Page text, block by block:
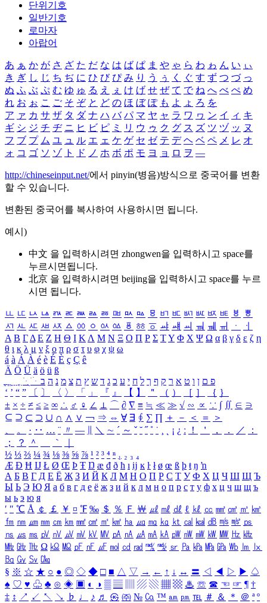
단위기호
일반기호
로마자
아랍어
あ ぁ か が さ ざ た だ な は ば ぱ ま や ゃ ら わ ゎ ん い ぃ
き ぎ し じ ち ぢ に ひ び ぴ み り う ぅ く ぐ す ず つ づ っ
ぬ ふ ぶ ぷ む ゆ ゅ る え ぇ け げ せ ぜ て で ね へ べ ぺ め
れ お ぉ こ ご そ ぞ と ど の ほ ぼ ぽ も よ ょ ろ を
ア ァ カ サ ザ タ ダ ナ ハ バ パ マ ヤ ャ ラ ワ ヮ ン イ ィ キ
ギ シ ジ チ ヂ ニ ヒ ビ ピ ミ リ ウ ゥ ク グ ス ズ ツ ヅ ッ ヌ
フ ブ プ ム ユ ュ ル エ ェ ケ ゲ セ ゼ テ デ ヘ ベ ペ メ レ オ
ォ コ ゴ ソ ゾ ト ド ノ ホ ボ ポ モ ヨ ョ ロ ヲ ―
http://chineseinput.net/에서 pinyin(병음)방식으로 중국어를 변환
할 수 있습니다.
변환된 중국어를 복사하여 사용하시면 됩니다.
예시)
中文 을 입력하시려면 zhongwen을 입력하시고 space를
누르시면됩니다.
北京 을 입력하시려면 beijing을 입력하시고 space를 누르
시면 됩니다.
ㅥ ㅦ ㅧ ㅨ ㅩ ㅪ ㅫ ㅬ ㅭ ㅮ ㅯ ㅰ ㅱ ㅲ ㅳ ㅴ ㅵ ㅶ ㅷ ㅸ
ㅹ
ㅺ ㅻ ㅼ ㅽ ㅾ ㅿ ㆀ ㆁ ㆂ ㆃ ㆄ ㆅ ㆆ ㆇ ㆈ ㆉ ㆊ ㆋ ㆌ ㆍ
ㆎ
Α Β ΓΔ Ε Ζ Η Θ Ι ΚΛ Μ Ν Ξ Ο Π Ρ Σ ΤΥ Φ Χ Ψ Ω α β γ δ ε ζ η
θ ι κ λ μ ν ξ ο π ρ σ τ υ φ χ ψ ω
á à Á À é è É È ç Ç ê
Ä Ö Ü ä ö ü ß
ִֶֹ ֻּ ׁׂ פ ם ן ו ט א ר ק ף ך ל ח י ע כ ג ד ש ץ ת צ מ נ ה ב
‘ ’ “ ” 〔 〕 〈 〉 「 」 『 』 【 】 ＂ （ ） ［ ］ ｛ ｝
± × ÷ ≠ ≤ ≥ ∞ ∴ ♂ ♀ ∠ ⊥ ⌒ ∂ ∇ ≡ ≒ ≪ ≫ √ ∽ ∝ ∵ ∫ ∬ ∈ ∋
⊆ ⊇ ⊂ ⊃ ∪ ∩ ∧ ∨ ￢ ⇒ ⇔ ∀ ∃ ∮ ∑ ∏ ＋ － ＜ ＝
＞
、
。 · ‥ … ¨ 〃 ― ＼ ∼ ´ ～ ˇ ˘ ˝ ˚ ˙ ¸ ¡ ¿ ː ！ ＇ ， ． ／
：
；
？ ＾ ｀
½ ⅓ ⅔ ¼ ¾ ⅛ ⅜ ⅝ ⅞ ¹ ² ³ ⁴ ⁿ ₁ ₂ ₃ ₄
Æ Ð Ħ Ĳ Ł Ø Œ Þ Ŧ Ŋ æ đ ð ħ ı ĳ ĸ ŀ ł ø œ ß þ ŧ ŋ ŉ
А Б В Г Д Е Ё Ж З И Й К Л М Н О П Р С Т У Ф Х Ц Ч Ш Щ Ъ
Ы Ь Э Ю Я а б в г д е ё ж з и й к л м н о п р с т у ф х ц ч ш щ ъ
ы ь э ю я
′ ″ ℃ Å ￠ ￡ ￥ ¤ ℉ ‰ ＄ ％ Ｆ ￦ ㎕ ㎖ ㎗ ℓ ㎘ ㏄ ㎣ ㎤ ㎥ ㎦
㎙ ㎚ ㎛ ㎜ ㎝ ㎞ ㎟ ㎠ ㎡ ㎢ ㏊ ㎍ ㎎ ㎏ ㏏ ㎈ ㎉ ㏈ ㎧ ㎨ ㎰
㎱ ㎲ ㎳ ㎴ ㎵ ㎶ ㎷ ㎸ ㎹ ㎀ ㎁ ㎂ ㎃ ㎄ ㎺ ㎻ ㎽ ㎾ ㎿ ㎐ ㎑
㎒ ㎓ ㎔ Ω ㏀ ㏁ ㎊ ㎋ ㎌ ㏖ ㏅ ㎭ ㎮ ㎯ ㏛ ㎩ ㎪ ㎫ ㎬ ㏝ ㏐
㏓
㏃ ㏉ ㏜ ㏆
§ ※ ☆ ★ ○ ● ◎ ◇ ◆ □ ■ △ ▽ → ← ↑ ↓ ↔ 〓 ◁ ◀ ▷ ▶ ♤
♠ ♡ ♥ ♧ ♣ ⊙ ◈ ▣ ◐ ◑ ▒ ▤ ▨ ▧ ▦ ▩ ♨ ☏ ☎ ☜ ☞ ¶ †
‡ ↕ ↗ ↙ ↖ ↘ ♭ ♩ ♪ ♬ ㉿ ㈜ № ㏇ ™ ㏂ ㏘ ℡ ＃ ＆ ＊ ＠ ª º